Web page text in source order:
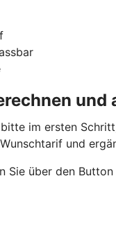
und
im ersten
und
über den